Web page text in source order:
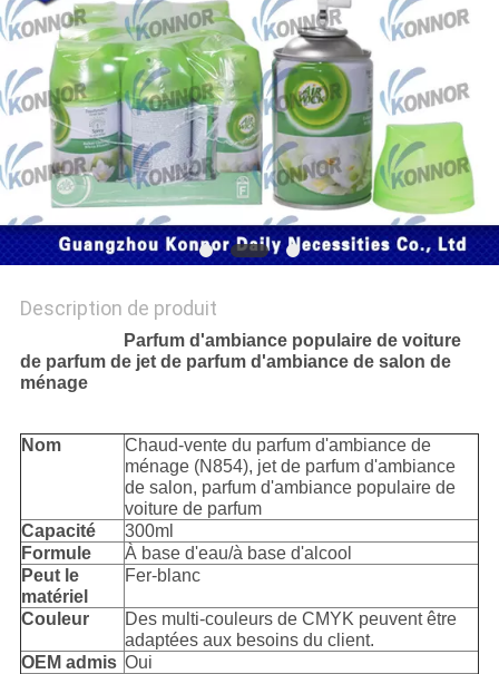
PLAN
DU
SITE
PRIVACY
POLICY
Description de produit
Parfum d'ambiance populaire de voiture
de parfum de jet de parfum d'ambiance de salon de
ménage
Nom
Chaud-vente du parfum d'ambiance de
ménage (N854), jet de parfum d'ambiance
de salon, parfum d'ambiance populaire de
voiture de parfum
Capacité
300ml
Formule
À base d'eau/à base d'alcool
Peut le
matériel
Fer-blanc
Couleur
Des multi-couleurs de CMYK peuvent être
adaptées aux besoins du client.
OEM admis Oui